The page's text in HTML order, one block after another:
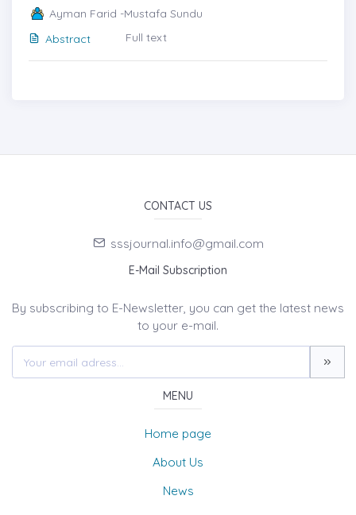
Ayman Farid -Mustafa Sundu
Abstract
Full text
CONTACT US
sssjournal.info@gmail.com
E-Mail Subscription
By subscribing to E-Newsletter, you can get the latest news
to your e-mail.
MENU
Home page
About Us
News